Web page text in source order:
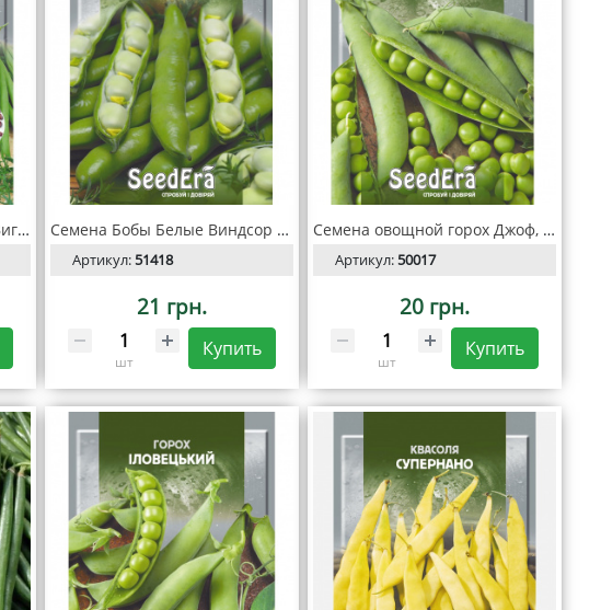
Семена Фасоль Китайская Вигна Красная 10 г, SeedEra Семена Бобы Белые Виндсор 10 шт, SeedEra
Артикул:51418
21 грн.
шт
Купить
Семена овощной горох Джоф, 50г SeedEra
Артикул:50017
20 грн.
шт
Купить